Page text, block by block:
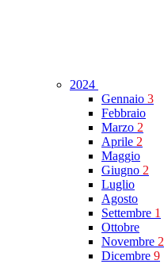
2024
Gennaio 3
Febbraio
Marzo 2
Aprile 2
Maggio
Giugno 2
Luglio
Agosto
Settembre 1
Ottobre
Novembre 2
Dicembre 9